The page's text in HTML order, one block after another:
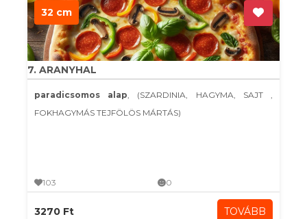
32 cm
7. ARANYHAL
paradicsomos alap, (SZARDINIA, HAGYMA, SAJT ,
FOKHAGYMÁS TEJFÖLÖS MÁRTÁS)
103 0
3270 Ft TOVÁBB